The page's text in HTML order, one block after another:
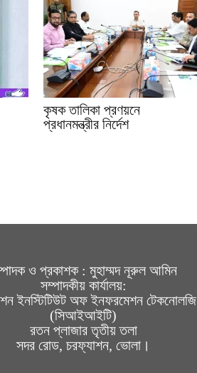
কৃষক তালিকা প্রণয়নে
প্রধানমন্ত্রীর নির্দেশ
ও প্রকাশক : মুহাম্মদ নূরুল আমিন
সম্পাদকীয় কার্যালয়:
ইনস্টিটিউট অফ ইনফরমেশন টেকনোলজি
(সিআইআইটি)
রতন প্লাজার তৃতীয় তলা
সদর রোড, চরফ্যাশন, ভোলা।